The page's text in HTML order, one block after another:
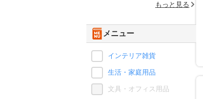
もっと見る
メニュー
インテリア雑貨
生活・家庭用品
文具・オフィス用品